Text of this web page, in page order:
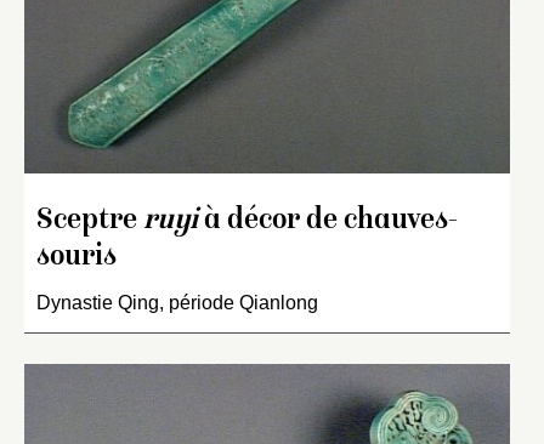
Sceptre ruyià décor de chauves-
souris
Dynastie Qing, période Qianlong